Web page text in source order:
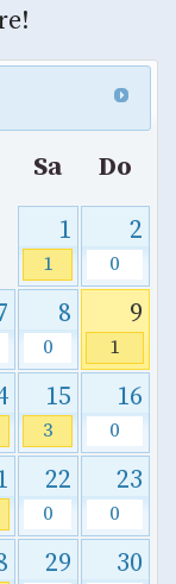
Sa
Do
1
1
2
0
8
0
9
1
15
3
16
0
22
0
23
0
29 30